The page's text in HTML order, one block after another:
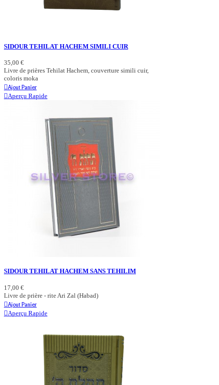
SIDOUR TEHILAT HACHEM SIMILI CUIR
35,00 €
Livre de prières Tehilat Hachem, couverture simili cuir,
coloris moka
Ajout Panier
Aperçu Rapide
SIDOUR TEHILAT HACHEM SANS TEHILIM
17,00 €
Livre de prière - rite Ari Zal (Habad)
Ajout Panier
Aperçu Rapide